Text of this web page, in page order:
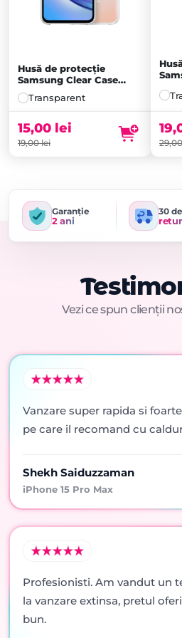
Husă de protecție
Samsung Clear Case
pentru Galaxy A34,
Transparentă
Transparent
19,00lei
15,00 lei
Garanție
2 ani
30
Vezi ce spun clienții
Vanzare super rapida si
pe care il recomand cu
Shekh Saiduzzaman
iPhone 15 Pro Max
Profesionisti. Am vandut un
la vanzare extinsa, pretul
bun.